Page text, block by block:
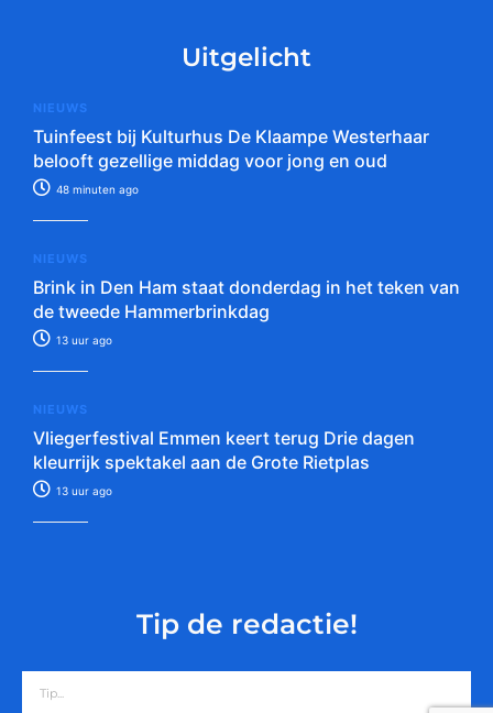
Uitgelicht
NIEUWS
Tuinfeest bij Kulturhus De Klaampe Westerhaar
belooft gezellige middag voor jong en oud
48 minuten ago
NIEUWS
Brink in Den Ham staat donderdag in het teken van
de tweede Hammerbrinkdag
13 uur ago
NIEUWS
Vliegerfestival Emmen keert terug Drie dagen
kleurrijk spektakel aan de Grote Rietplas
13 uur ago
Tip de redactie!